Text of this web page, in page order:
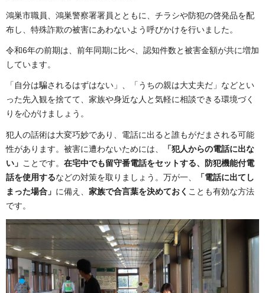
鴻巣市職員、鴻巣警察署署員とともに、チラシや防犯の啓発品を配
布し、特殊詐欺の被害にあわないよう呼びかけを行いました。
令和6年の前期は、前年同期に比べ、認知件数と被害金額が共に増加
しています。
「自分は騙されるはずはない」、「うちの親は大丈夫だ」などとい
った先入観を捨てて、家族や身近な人と気軽に相談できる環境づく
りを心がけましょう。
犯人の話術は大変巧妙であり、電話に出ると誰もがだまされる可能
性があります。被害に遭わないためには、
「犯人からの電話に出な
い」 ことです。 在宅中でも留守番電話をセットする、防犯機能付電
話を使用するなどの対策を取りましょう。万が一、
「電話に出てし
まった場合」 に備え、 家族で合言葉を決めておく ことも有効な方法
です。